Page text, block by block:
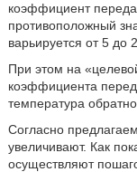
коэффициент
противоположный
варьируется от 5 до
При этом на
коэффициента
температура
Согласно
увеличивают. Как
осуществляют